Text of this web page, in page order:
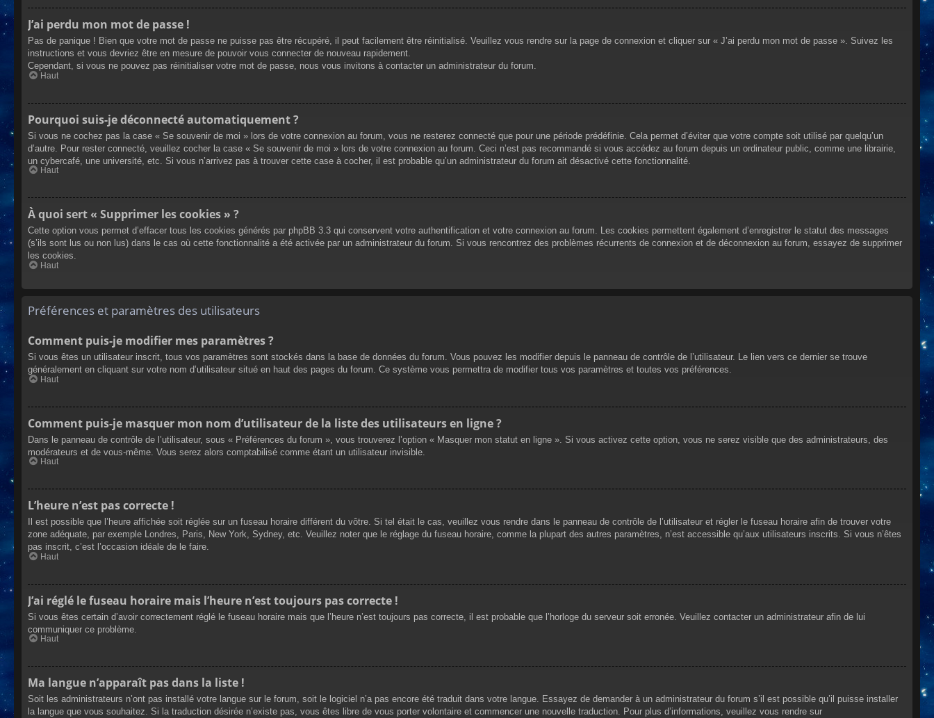
J’ai perdu mon mot de passe !
Pas de panique ! Bien que votre mot de passe ne puisse pas être récupéré, il peut facilement être réinitialisé. Veuillez vous rendre sur la page de connexion et cliquer sur « J’ai perdu mon mot de passe ». Suivez les
instructions et vous devriez être en mesure de pouvoir vous connecter de nouveau rapidement.
Cependant, si vous ne pouvez pas réinitialiser votre mot de passe, nous vous invitons à contacter un administrateur du forum.
Haut
Pourquoi suis-je déconnecté automatiquement ?
Si vous ne cochez pas la case « Se souvenir de moi » lors de votre connexion au forum, vous ne resterez connecté que pour une période prédéfinie. Cela permet d’éviter que votre compte soit utilisé par quelqu’un
d’autre. Pour rester connecté, veuillez cocher la case « Se souvenir de moi » lors de votre connexion au forum. Ceci n’est pas recommandé si vous accédez au forum depuis un ordinateur public, comme une librairie,
un cybercafé, une université, etc. Si vous n’arrivez pas à trouver cette case à cocher, il est probable qu’un administrateur du forum ait désactivé cette fonctionnalité.
Haut
À quoi sert « Supprimer les cookies » ?
Cette option vous permet d’effacer tous les cookies générés par phpBB 3.3 qui conservent votre authentification et votre connexion au forum. Les cookies permettent également d’enregistrer le statut des messages
(s’ils sont lus ou non lus) dans le cas où cette fonctionnalité a été activée par un administrateur du forum. Si vous rencontrez des problèmes récurrents de connexion et de déconnexion au forum, essayez de supprimer
les cookies.
Haut
Préférences et paramètres des utilisateurs
Comment puis-je modifier mes paramètres ?
Si vous êtes un utilisateur inscrit, tous vos paramètres sont stockés dans la base de données du forum. Vous pouvez les modifier depuis le panneau de contrôle de l’utilisateur. Le lien vers ce dernier se trouve
généralement en cliquant sur votre nom d’utilisateur situé en haut des pages du forum. Ce système vous permettra de modifier tous vos paramètres et toutes vos préférences.
Haut
Comment puis-je masquer mon nom d’utilisateur de la liste des utilisateurs en ligne ?
Dans le panneau de contrôle de l’utilisateur, sous « Préférences du forum », vous trouverez l’option « Masquer mon statut en ligne ». Si vous activez cette option, vous ne serez visible que des administrateurs, des
modérateurs et de vous-même. Vous serez alors comptabilisé comme étant un utilisateur invisible.
Haut
L’heure n’est pas correcte !
Il est possible que l’heure affichée soit réglée sur un fuseau horaire différent du vôtre. Si tel était le cas, veuillez vous rendre dans le panneau de contrôle de l’utilisateur et régler le fuseau horaire afin de trouver votre
zone adéquate, par exemple Londres, Paris, New York, Sydney, etc. Veuillez noter que le réglage du fuseau horaire, comme la plupart des autres paramètres, n’est accessible qu’aux utilisateurs inscrits. Si vous n’êtes
pas inscrit, c’est l’occasion idéale de le faire.
Haut
J’ai réglé le fuseau horaire mais l’heure n’est toujours pas correcte !
Si vous êtes certain d’avoir correctement réglé le fuseau horaire mais que l’heure n’est toujours pas correcte, il est probable que l’horloge du serveur soit erronée. Veuillez contacter un administrateur afin de lui
communiquer ce problème.
Haut
Ma langue n’apparaît pas dans la liste !
Soit les administrateurs n’ont pas installé votre langue sur le forum, soit le logiciel n’a pas encore été traduit dans votre langue. Essayez de demander à un administrateur du forum s’il est possible qu’il puisse installer
la langue que vous souhaitez. Si la traduction désirée n’existe pas, vous êtes libre de vous porter volontaire et commencer une nouvelle traduction. Pour plus d’informations, veuillez vous rendre sur